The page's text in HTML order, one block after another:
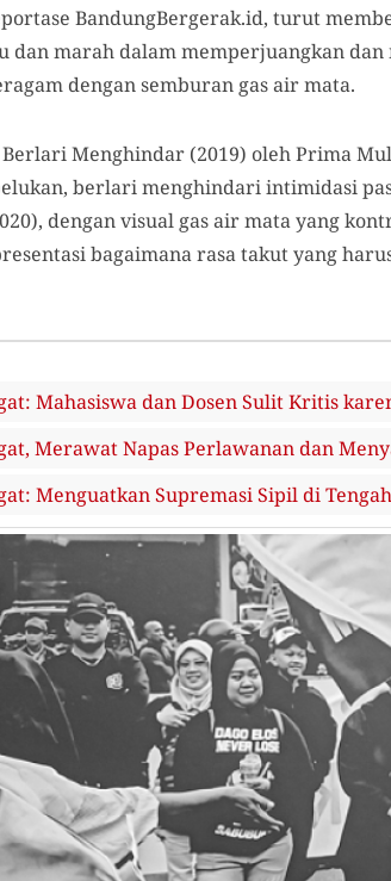
BandungBergerak.id, turut
marah dalam memperjuangkan
dengan semburan gas air mata.
Menghindar (2019) oleh Prima
berlari menghindari intimidasi
dengan visual gas air mata yang
bagaimana rasa takut yang
Mahasiswa dan Dosen Sulit Kritis
Merawat Napas Perlawanan dan
Menguatkan Supremasi Sipil di